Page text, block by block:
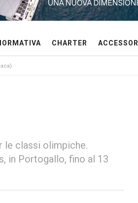
CHARTER ACCESSORI
le classi olimpiche.
in Portogallo, fino al 13